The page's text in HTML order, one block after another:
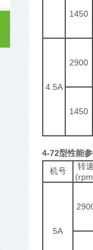
1450
4.5A
2900
1450
4-72型性能
机号
转
5A